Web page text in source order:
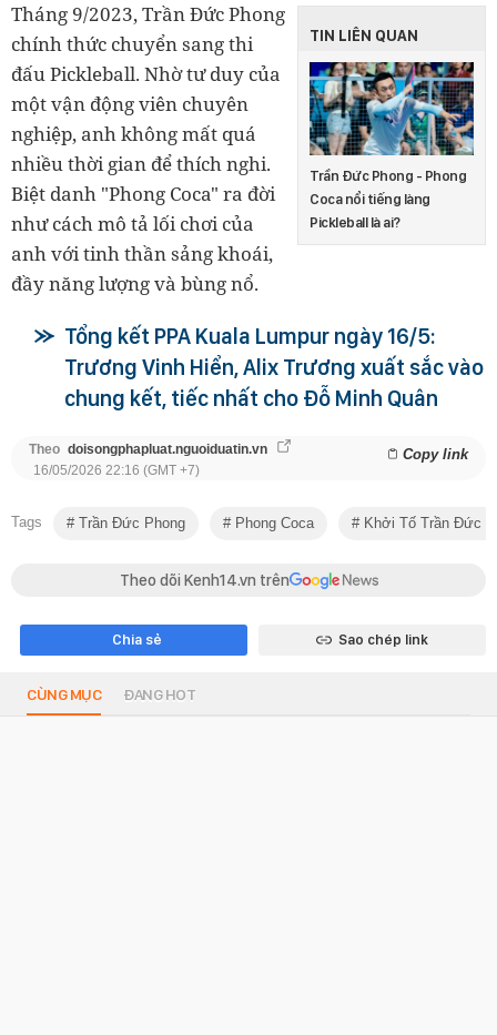
TIN LIÊN QUAN
Trần Đức Phong - Phong
Coca nổi tiếng làng
Pickleball là ai?
Tháng 9/2023, Trần Đức Phong
chính thức chuyển sang thi
đấu Pickleball. Nhờ tư duy của
một vận động viên chuyên
nghiệp, anh không mất quá
nhiều thời gian để thích nghi.
Biệt danh "Phong Coca" ra đời
như cách mô tả lối chơi của
anh với tinh thần sảng khoái,
đầy năng lượng và bùng nổ.
Tổng kết PPA Kuala Lumpur ngày 16/5:
Trương Vinh Hiển, Alix Trương xuất sắc vào
chung kết, tiếc nhất cho Đỗ Minh Quân
Theo doisongphapluat.nguoiduatin.vn Copy link
16/05/2026 22:16 (GMT +7)
Tags Trần Đức Phong Phong Coca Khởi Tố Trần Đức
Theo dõi Kenh14.vn trên
Chia sẻ Sao chép link
CÙNG MỤC ĐANG HOT